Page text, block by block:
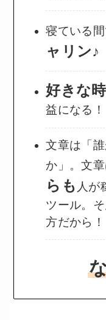
寝ている
ャリン♪
好きな時
益になる！
文章は「
か」。文
らも 人が
ツール。
方だから！